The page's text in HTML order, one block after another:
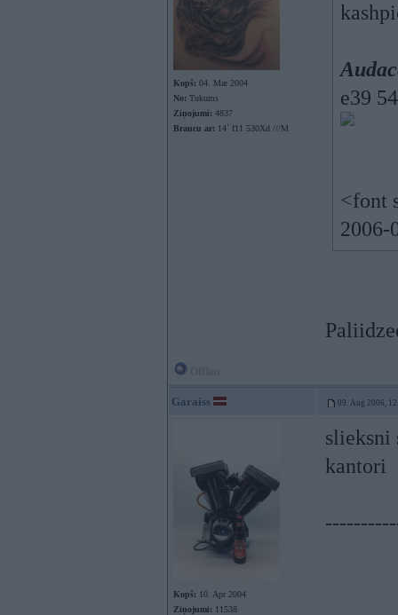
Kopš: 04. Mar 2004
No: Tukums
Ziņojumi: 4837
Braucu ar: 14` f11 530Xd ///M
e39
<font
2006-
Garaiss 09. Aug 2006,
Kopš: 10. Apr 2004
Ziņojumi: 11538
slieksni
kantori